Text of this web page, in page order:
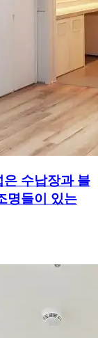
수납장과 블
명들이 있는